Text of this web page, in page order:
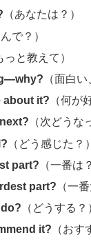
（あなたは？）
んで？）
っと教えて）
（面白い
about it? （何が
（次どうな
（どう感じた？）
part? （一番は
part? （一
（どうする？
it? （おす